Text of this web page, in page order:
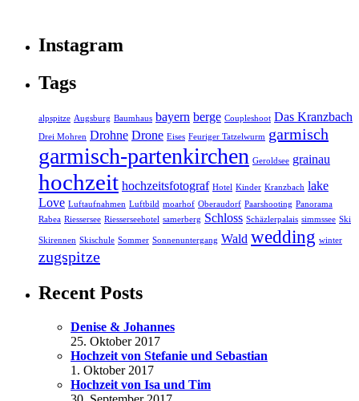
Instagram
Tags
alpspitze Augsburg Baumhaus bayern berge Coupleshoot Das Kranzbach
Drei Mohren Drohne Drone Eises Feuriger Tatzelwurm garmisch
garmisch-partenkirchen Geroldsee grainau
hochzeit hochzeitsfotograf Hotel Kinder Kranzbach lake
Love Luftaufnahmen Luftbild moarhof Oberaudorf Paarshooting Panorama
Rabea Riessersee Riesserseehotel samerberg Schloss Schäzlerpalais simmssee Ski
Skirennen Skischule Sommer Sonnenuntergang Wald wedding winter
zugspitze
Recent Posts
Denise & Johannes
25. Oktober 2017
Hochzeit von Stefanie und Sebastian
1. Oktober 2017
Hochzeit von Isa und Tim